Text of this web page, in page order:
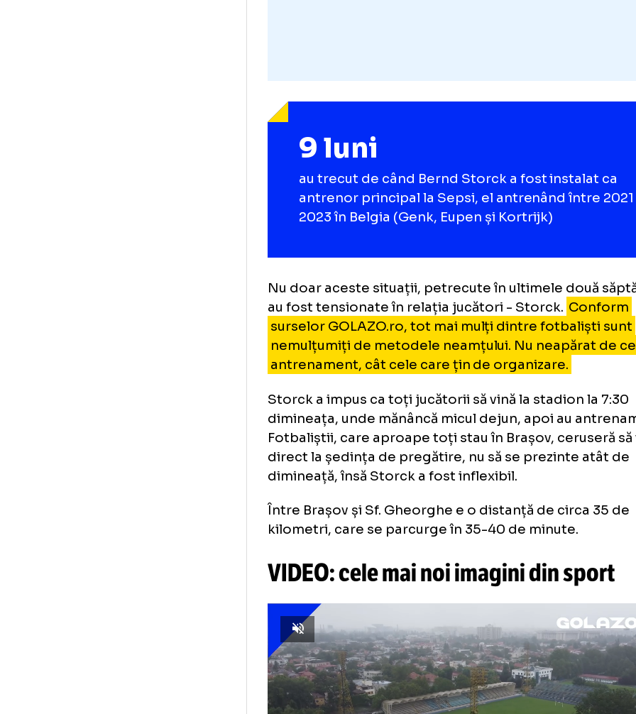
9 luni
au trecut de când Bernd Storck a fost
antrenor principal la Sepsi, el antrenând
Nu doar aceste situații, petrecute în ultimele
au fost tensionate în relația jucători - Storck.
surselor GOLAZO.ro, tot mai mulți dintre
nemulțumiți de metodele neamțului. Nu
Storck a impus ca toți jucătorii să vină la stadion
dimineața, unde mănâncă micul dejun, apoi au
Fotbaliștii, care aproape toți stau în Brașov,
direct la ședința de pregătire, nu să se
dimineață, însă Storck a fost inflexibil.
Între Brașov și Sf. Gheorghe e o distanță de